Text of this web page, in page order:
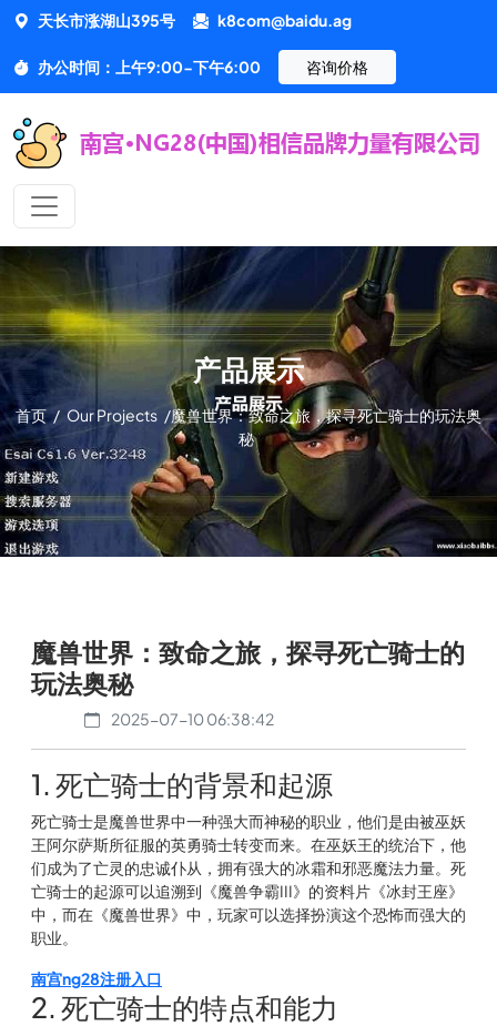
天长市涨湖山395号 k8com@baidu.ag
办公时间：上午9:00-下午6:00 咨询价格
产品展示
首页 / Our Projects /魔兽世界：致命之旅，探寻死亡骑士的玩法奥
秘
魔兽世界：致命之旅，探寻死亡骑士的
玩法奥秘
2025-07-10 06:38:42
1. 死亡骑士的背景和起源
死亡骑士是魔兽世界中一种强大而神秘的职业，他们是由被巫妖
王阿尔萨斯所征服的英勇骑士转变而来。在巫妖王的统治下，他
们成为了亡灵的忠诚仆从，拥有强大的冰霜和邪恶魔法力量。死
亡骑士的起源可以追溯到《魔兽争霸III》的资料片《冰封王座》
中，而在《魔兽世界》中，玩家可以选择扮演这个恐怖而强大的
职业。
南宫ng28注册入口
2. 死亡骑士的特点和能力